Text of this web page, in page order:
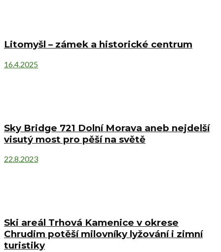
Litomyšl – zámek a historické centrum
16.4.2025
Sky Bridge 721 Dolní Morava aneb nejdelší
visutý most pro pěší na světě
22.8.2023
Ski areál Trhová Kamenice v okrese
Chrudim potěší milovníky lyžování i zimní
turistiky